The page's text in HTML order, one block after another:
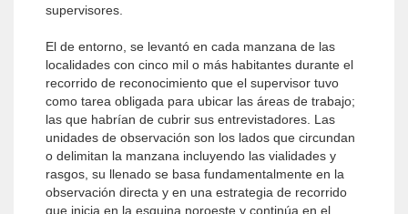
supervisores.
El de entorno, se levantó en cada manzana de las
localidades con cinco mil o más habitantes durante el
recorrido de reconocimiento que el supervisor tuvo
como tarea obligada para ubicar las áreas de trabajo;
las que habrían de cubrir sus entrevistadores. Las
unidades de observación son los lados que circundan
o delimitan la manzana incluyendo las vialidades y
rasgos, su llenado se basa fundamentalmente en la
observación directa y en una estrategia de recorrido
que inicia en la esquina noroeste y continúa en el